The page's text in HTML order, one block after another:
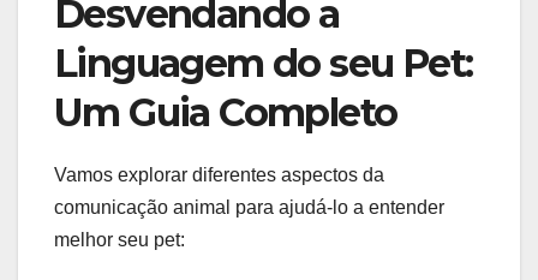
Desvendando a
Linguagem do seu Pet:
Um Guia Completo
Vamos explorar diferentes aspectos da
comunicação animal para ajudá-lo a entender
melhor seu pet: